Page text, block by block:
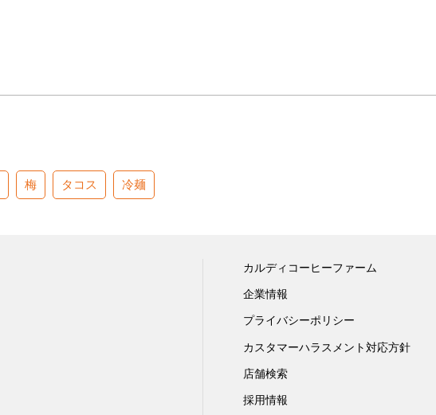
梅 タコス 冷麺
カルディコーヒーファーム
企業情報
プライバシーポリシー
カスタマーハラスメント対応方針
店舗検索
採用情報